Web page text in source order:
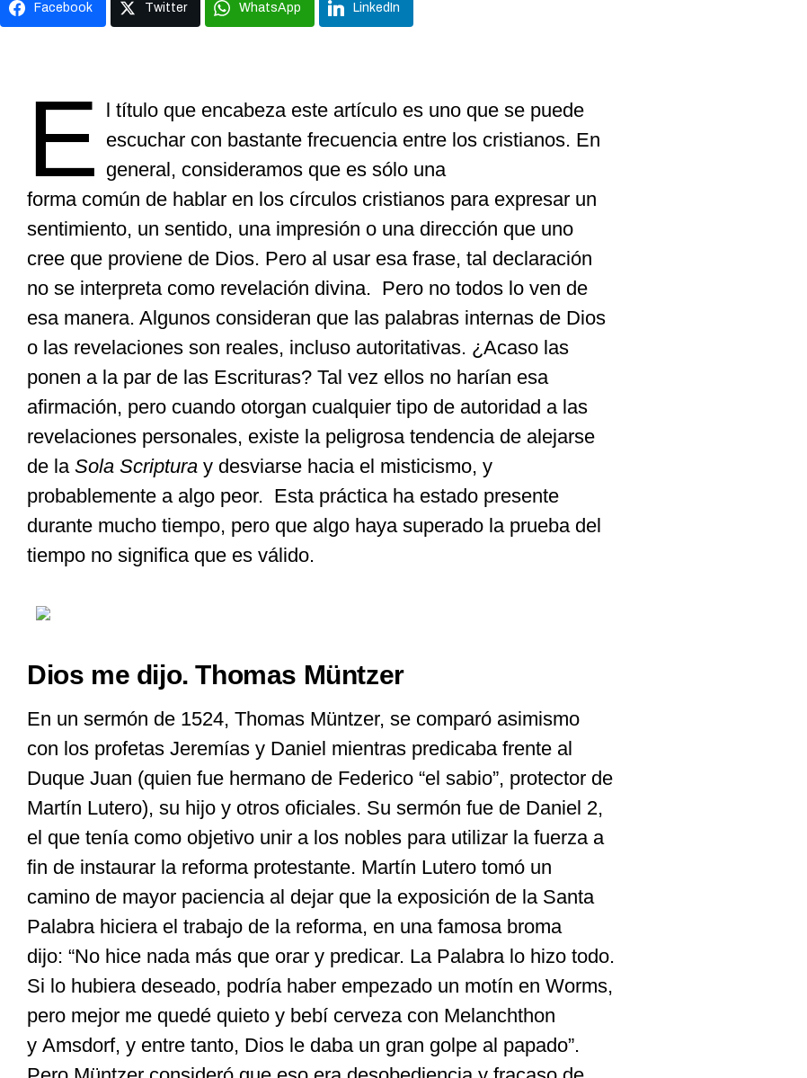
Facebook Twitter WhatsApp LinkedIn
E l título que encabeza este artículo es uno que se puede
escuchar con bastante frecuencia entre los cristianos. En
general, consideramos que es sólo una
forma común de hablar en los círculos cristianos para expresar un
sentimiento, un sentido, una impresión o una dirección que uno
cree que proviene de Dios. Pero al usar esa frase, tal declaración
no se interpreta como revelación divina. Pero no todos lo ven de
esa manera. Algunos consideran que las palabras internas de Dios
o las revelaciones son reales, incluso autoritativas. ¿Acaso las
ponen a la par de las Escrituras? Tal vez ellos no harían esa
afirmación, pero cuando otorgan cualquier tipo de autoridad a las
revelaciones personales, existe la peligrosa tendencia de alejarse
de la Sola Scriptura y desviarse hacia el misticismo, y
probablemente a algo peor. Esta práctica ha estado presente
durante mucho tiempo, pero que algo haya superado la prueba del
tiempo no significa que es válido.
Dios me dijo. Thomas Müntzer
En un sermón de 1524, Thomas Müntzer, se comparó asimismo
con los profetas Jeremías y Daniel mientras predicaba frente al
Duque Juan (quien fue hermano de Federico “el sabio”, protector de
Martín Lutero), su hijo y otros oficiales. Su sermón fue de Daniel 2,
el que tenía como objetivo unir a los nobles para utilizar la fuerza a
fin de instaurar la reforma protestante. Martín Lutero tomó un
camino de mayor paciencia al dejar que la exposición de la Santa
Palabra hiciera el trabajo de la reforma, en una famosa broma
dijo: “No hice nada más que orar y predicar. La Palabra lo hizo todo.
Si lo hubiera deseado, podría haber empezado un motín en Worms,
pero mejor me quedé quieto y bebí cerveza con Melanchthon
y Amsdorf, y entre tanto, Dios le daba un gran golpe al papado”.